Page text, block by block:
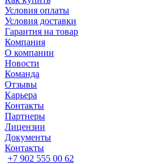
Условия оплаты
Условия доставки
Гарантия на товар
Компания
О компании
Новости
Команда
Отзывы
Карьера
Контакты
Партнеры
Лицензии
Документы
Контакты
+7 902 555 00 62